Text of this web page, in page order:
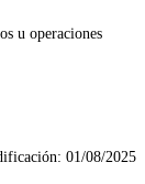
u operaciones
01/08/2025